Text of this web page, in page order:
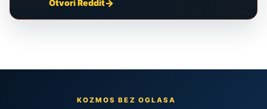
Otvori Reddit
KOZMOS BEZ OGLASA